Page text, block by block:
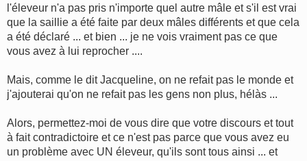
l'éleveur n'a pas pris n'importe quel autre mâle et s'il est vrai
que la saillie a été faite par deux mâles différents et que cela
a été déclaré ... et bien ... je ne vois vraiment pas ce que
vous avez à lui reprocher ....
Mais, comme le dit Jacqueline, on ne refait pas le monde et
j'ajouterai qu'on ne refait pas les gens non plus, hélàs ...
Alors, permettez-moi de vous dire que votre discours et tout
à fait contradictoire et ce n'est pas parce que vous avez eu
un problème avec UN éleveur, qu'ils sont tous ainsi ... et